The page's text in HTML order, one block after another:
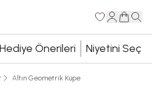
Hediye Önerileri Niyetini Seç
Altın Geometrik Küpe